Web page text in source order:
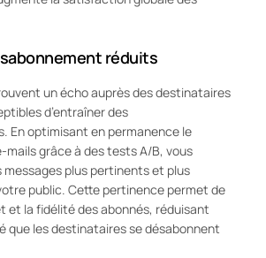
réduits
un écho auprès des destinataires
d’entraîner des
En optimisant en permanence le
mails grâce à des tests A/B, vous
messages plus pertinents et plus
public. Cette pertinence permet de
et la fidélité des abonnés, réduisant
que les destinataires se désabonnent